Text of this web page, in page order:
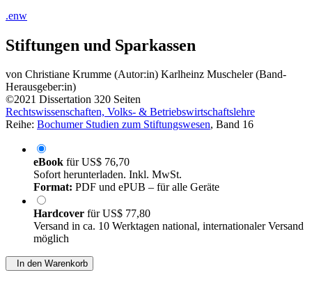
.enw
Stiftungen und Sparkassen
von Christiane Krumme (Autor:in) Karlheinz Muscheler (Band-
Herausgeber:in)
©2021 Dissertation 320 Seiten
Rechtswissenschaften, Volks- & Betriebswirtschaftslehre
Reihe: Bochumer Studien zum Stiftungswesen, Band 16
eBook fürUS$ 76,70
Sofort herunterladen. Inkl. MwSt.
Format: PDF und ePUB – für alle Geräte
Hardcover fürUS$ 77,80
Versand in ca. 10 Werktagen national, internationaler Versand
möglich
In den Warenkorb